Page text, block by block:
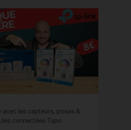
avec les capteurs, prises &
connectées Tapo